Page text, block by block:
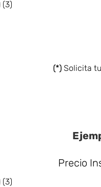
(3)
(*) Solicita
Precio
(3)